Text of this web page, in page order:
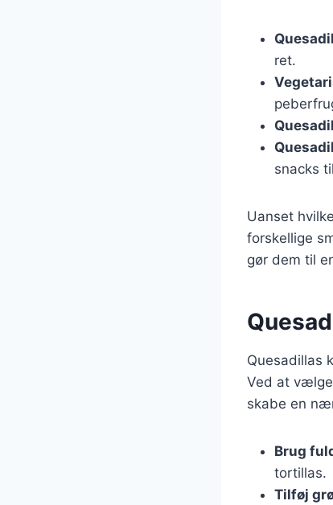
ret.
snacks
Uanset
forskellige
gør dem til
Quesadillas
Ved at
skabe en
Brug
tortillas.
Tilføj